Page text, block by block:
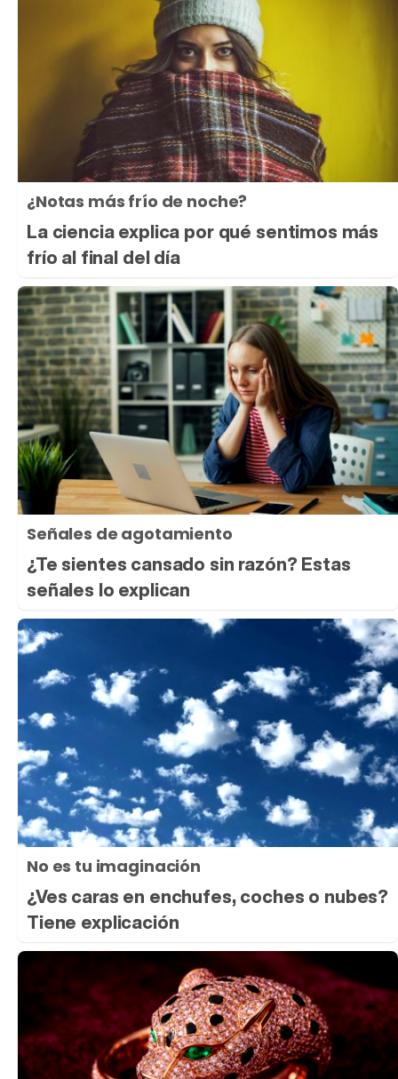
¿Notas más frío de noche?
La ciencia explica por qué sentimos más
frío al final del día
Señales de agotamiento
¿Te sientes cansado sin razón? Estas
señales lo explican
No es tu imaginación
¿Ves caras en enchufes, coches o nubes?
Tiene explicación